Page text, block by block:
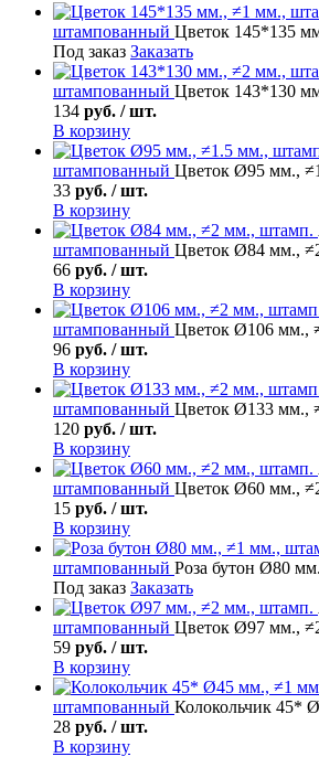
штампованный Цветок 145*135
Под заказ Заказать
штампованный Цветок 143*130
134 руб. / шт.
В корзину
штампованный Цветок Ø95 мм.,
33 руб. / шт.
В корзину
штампованный Цветок Ø84 мм.,
66 руб. / шт.
В корзину
штампованный Цветок Ø106 мм.,
96 руб. / шт.
В корзину
штампованный Цветок Ø133 мм.,
120 руб. / шт.
В корзину
штампованный Цветок Ø60 мм.,
15 руб. / шт.
В корзину
штампованный Роза бутон Ø80
Под заказ Заказать
штампованный Цветок Ø97 мм.,
59 руб. / шт.
В корзину
штампованный Колокольчик 45*
28 руб. / шт.
В корзину